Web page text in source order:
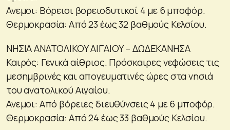
Ανεμοι: Βόρειοι βορειοδυτικοί 4 με 6 μποφόρ.
Θερμοκρασία: Από 23 έως 32 βαθμούς Κελσίου.
ΝΗΣΙΑ ΑΝΑΤΟΛΙΚΟΥ ΑΙΓΑΙΟΥ – ΔΩΔΕΚΑΝΗΣΑ
Καιρός: Γενικά αίθριος. Πρόσκαιρες νεφώσεις τις
μεσημβρινές και απογευματινές ώρες στα νησιά
του ανατολικού Αιγαίου.
Ανεμοι: Από βόρειες διευθύνσεις 4 με 6 μποφόρ.
Θερμοκρασία: Από 24 έως 33 βαθμούς Κελσίου.